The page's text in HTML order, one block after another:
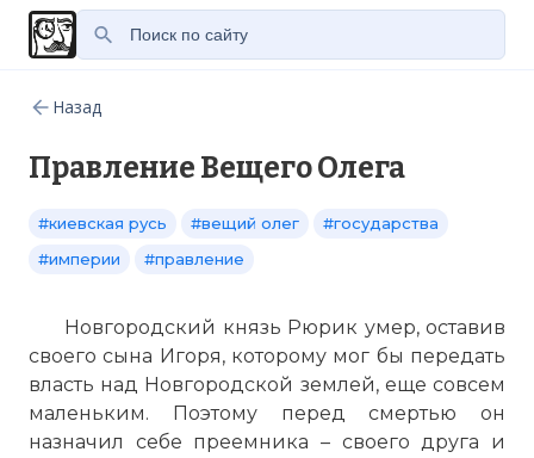
Назад
Правление Вещего Олега
#киевская русь #вещий олег
#государства
#империи
#правление
Новгородский князь Рюрик умер, оставив
своего сына Игоря, которому мог бы передать
власть над Новгородской землей, еще совсем
маленьким. Поэтому перед смертью он
назначил себе преемника – своего друга и